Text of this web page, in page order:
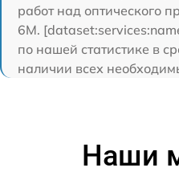
работ над оптического
6M.
по нашей статистике в
наличии всех
Наши